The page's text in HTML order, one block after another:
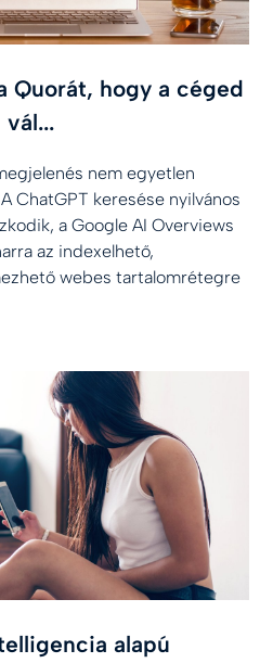
Quorát, hogy a céged
nem egyetlen
ChatGPT keresése nyilvános
a Google AI Overviews
az indexelhető,
webes tartalomrétegre
alapú